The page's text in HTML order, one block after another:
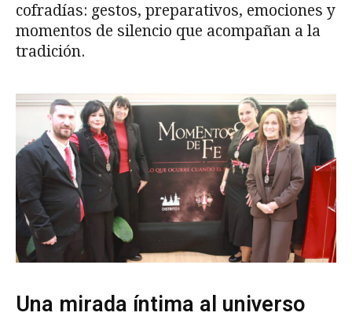
cofradías: gestos, preparativos, emociones y
momentos de silencio que acompañan a la
tradición.
Una mirada íntima al universo